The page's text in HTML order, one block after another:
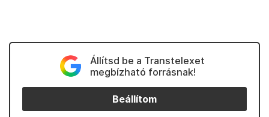
Állítsd be a Transtelexet
megbízható forrásnak!
Beállítom